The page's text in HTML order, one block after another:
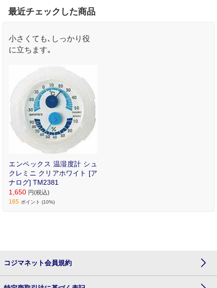
最近チェックした商品
小さくても､しっかり役
に立ちます｡
エンペックス 温湿度計 シュ
クレミニ クリアホワイト [ア
ナログ] TM2381
1,650 円(税込)
165 ポイント (10%)
コジマネット会員規約